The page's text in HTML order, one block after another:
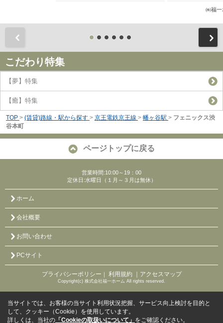
㈱福一
こだわり特集
【夢】特集
【癒】特集
TOP > (賃貸)路線・駅から探す > 京王電鉄京王線 > 幡ヶ谷駅 > フェニックス渋
谷本町
ページトップに戻る
営業時間:10:00～19：00
定休日:水曜日（１月～３月は無休）
ホーム
会社概要
お問い合わせ
PCサイト
プライバシーポリシー ｜ 利用規約 ｜アクセスマップ
Copyright(c) 株式会社福一ホーム All rights reserved.
当サイトでは、お客様の当サイト利用状況把握、サービス向上検討を目的と
して、クッキー（Cookie）を使用しています。
詳しくは、当社の 「Cookieの取扱いについて」 をご確認ください。